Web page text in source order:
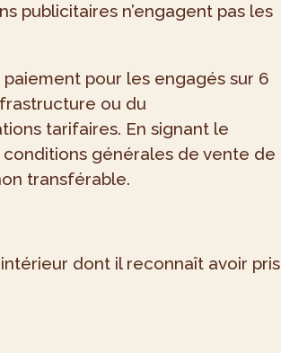
publicitaires n’engagent pas les
pour les engagés sur 6
ou du
tarifaires. En signant le
conditions générales de vente de
transférable.
dont il reconnaît avoir pris